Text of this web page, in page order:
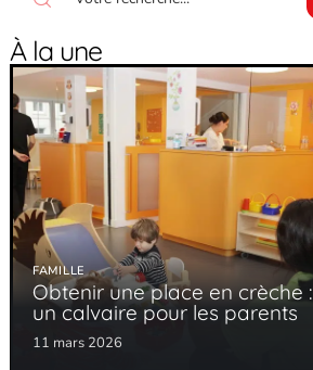
À la une
FAMILLE
Obtenir une place en crèche :
un calvaire pour les parents
11 mars 2026